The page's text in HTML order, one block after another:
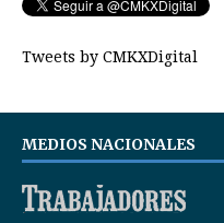
Tweets by CMKXDigital
MEDIOS NACIONALES